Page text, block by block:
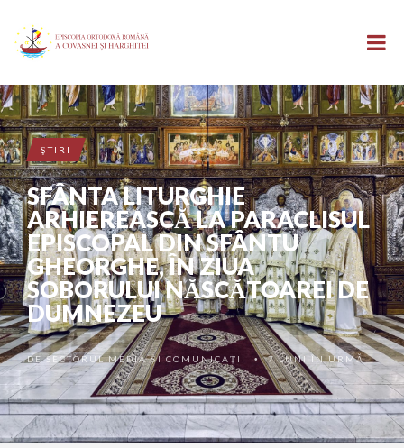
ŞTIRI
SFÂNTA LITURGHIE
ARHIEREASCĂ LA PARACLISUL
EPISCOPAL DIN SFÂNTU
GHEORGHE, ÎN ZIUA
SOBORULUI NĂSCĂTOAREI DE
DUMNEZEU
DESECTORUL MEDIA ȘI COMUNICAȚII •7 LUNI ÎN URMĂ